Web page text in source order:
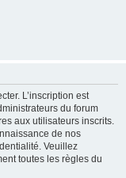
L’inscription est
du forum
aux utilisateurs inscrits.
de nos
Veuillez
toutes les règles du